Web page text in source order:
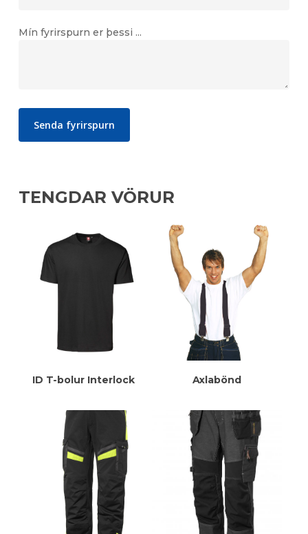
Mín fyrirspurn er þessi ...
TENGDAR VÖRUR
Meiri Upplýsingar
ID T-bolur Interlock Meiri Upplýsingar
Axlabönd